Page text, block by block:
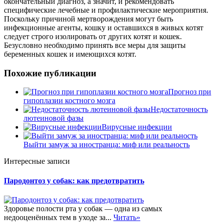
специфические лечебные и профилактические мероприятия.
Поскольку причиной мертворождения могут быть
инфекционные агенты, кошку и оставшихся в живых котят
следует строго изолировать от других котят и кошек.
Безусловно необходимо принять все меры для защиты
беременных кошек и имеющихся котят.
Похожие публикации
Прогноз при
гипоплазии костного мозга
Недостаточность
лютеиновой фазы
Вирусные инфекции
Выйти замуж за иностранца: миф или реальность
Интересные записи
Пародонтоз у собак: как предотвратить
Здоровье полости рта у собак — одна из самых
недооценённых тем в уходе за... Читать»